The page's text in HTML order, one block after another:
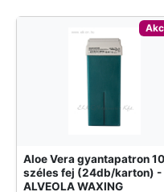
Aloe Vera gyantapatron
széles fej (24db/karton) -
ALVEOLA WAXING